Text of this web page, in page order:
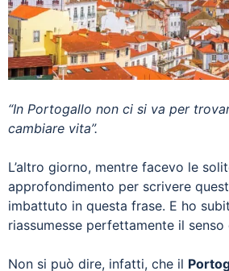
“In Portogallo non ci si va per
cambiare vita”.
L’altro giorno, mentre facevo le
approfondimento per scrivere
imbattuto in questa frase. E ho
riassumesse perfettamente il senso
Non si può dire, infatti, che il